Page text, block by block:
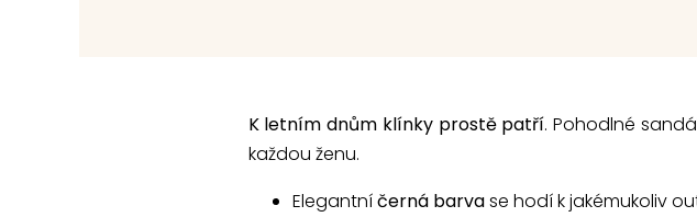
K letním dnům klínky prostě patří. Pohodlné
každou ženu.
Elegantníčerná barvase hodí k jakémukoliv